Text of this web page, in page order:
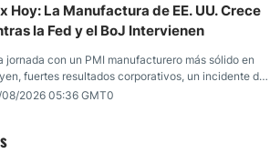
repunte a medida que las tasas caen en EE. UU.
Hoy: La Manufactura de EE. UU. Crece
la Fed y el BoJ Intervienen
jornada con un PMI manufacturero más sólido en
fuertes resultados corporativos, un incidente de
señales desde el mercado del petróleo.
2026 05:36 GMT0